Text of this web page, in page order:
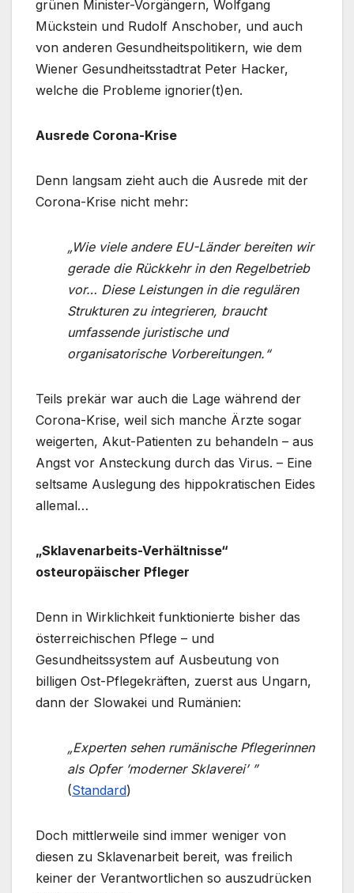
grünen Minister-Vorgängern, Wolfgang
Mückstein und Rudolf Anschober, und auch
von anderen Gesundheitspolitikern, wie dem
Wiener Gesundheitsstadtrat Peter Hacker,
welche die Probleme ignorier(t)en.
Ausrede Corona-Krise
Denn langsam zieht auch die Ausrede mit der
Corona-Krise nicht mehr:
„Wie viele andere EU-Länder bereiten wir
gerade die Rückkehr in den Regelbetrieb
vor… Diese Leistungen in die regulären
Strukturen zu integrieren, braucht
umfassende juristische und
organisatorische Vorbereitungen.“
Teils prekär war auch die Lage während der
Corona-Krise, weil sich manche Ärzte sogar
weigerten, Akut-Patienten zu behandeln – aus
Angst vor Ansteckung durch das Virus. – Eine
seltsame Auslegung des hippokratischen Eides
allemal…
„Sklavenarbeits-Verhältnisse“
osteuropäischer Pfleger
Denn in Wirklichkeit funktionierte bisher das
österreichischen Pflege – und
Gesundheitssystem auf Ausbeutung von
billigen Ost-Pflegekräften, zuerst aus Ungarn,
dann der Slowakei und Rumänien:
„Experten sehen rumänische Pflegerinnen
als Opfer ’moderner Sklaverei’ ”
(Standard)
Doch mittlerweile sind immer weniger von
diesen zu Sklavenarbeit bereit, was freilich
keiner der Verantwortlichen so auszudrücken